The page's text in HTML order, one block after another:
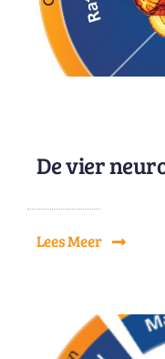
De vier
Lees Meer